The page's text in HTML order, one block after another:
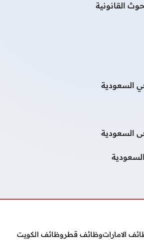
القانونية
السعودية
السعودية
الاماراتوظائف قطروظائف الكويت